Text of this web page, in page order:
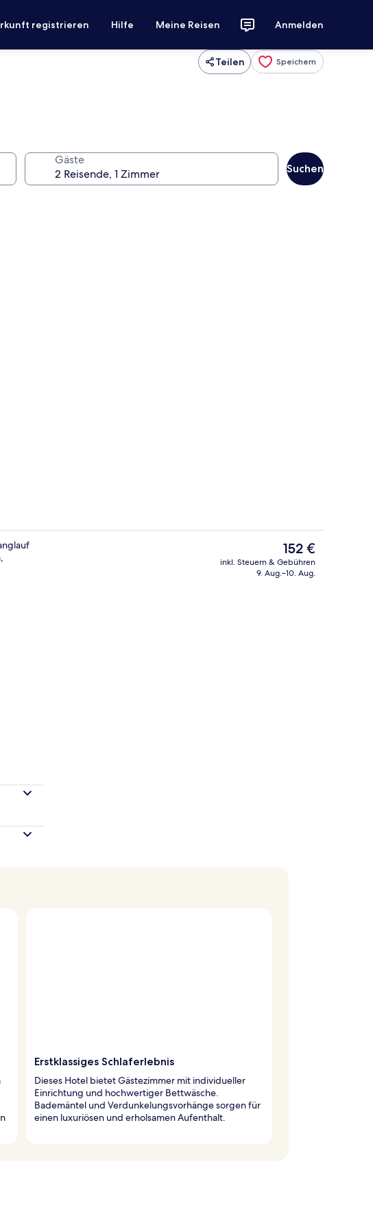
registrieren Hilfe Meine Reisen Anmelden
Teilen Speichern
Gäste
Suchen
Körperbehandlungen,
Der
aktuelle
Preis
152 €
inkl. Steuern & Gebühren
9. Aug.–10. Aug.
Erstklassiges Schlaferlebnis
Dieses Hotel bietet Gästezimmer mit individueller
Einrichtung und hochwertiger Bettwäsche.
Bademäntel und Verdunkelungsvorhänge sorgen für
einen luxuriösen und erholsamen Aufenthalt.